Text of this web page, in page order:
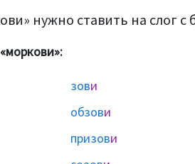
нужно ставить на слог
зови
обзови
призови